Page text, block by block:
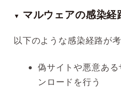
▼ マルウェアの感染経
以下のような感染経路が
偽サイトや悪意あ
ンロードを行う